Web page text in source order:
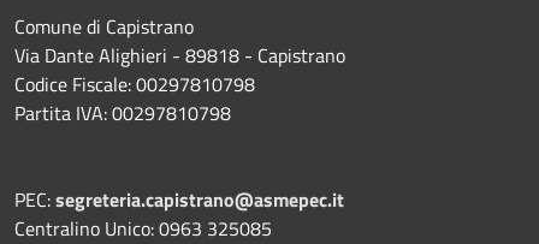
Comune di Capistrano
Via Dante Alighieri - 89818 - Capistrano
Codice Fiscale: 00297810798
Partita IVA: 00297810798
PEC:segreteria.capistrano@asmepec.it
Centralino Unico: 0963 325085